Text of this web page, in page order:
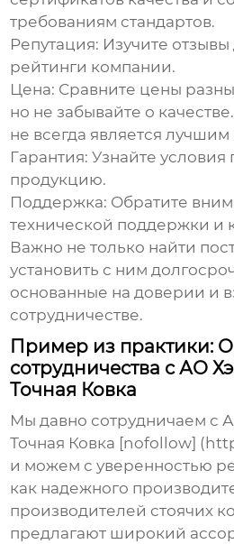
требованиям стандартов.
Репутация: Изучите
рейтинги компании.
Цена: Сравните цены
но не забывайте о
не всегда является
Гарантия: Узнайте условия
продукцию.
Поддержка: Обратите
технической поддержки и
Важно не только найти
установить с ним
основанные на доверии и
сотрудничестве.
Пример из практики:
сотрудничества с АО
Точная Ковка
Мы давно сотрудничаем с
Точная Ковка [nofollow]
и можем с уверенностью
как надежного
производителей стоячих
предлагают широкий